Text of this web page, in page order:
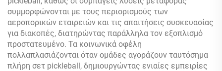
συμμορφώνονται με τους περιορισμούς των
αεροπορικών εταιρειών και τις απαιτήσεις συσκευασίας
για διακοπές, διατηρώντας παράλληλα τον εξοπλισμό
προστατευμένο. Τα κοινωνικά οφέλη
πολλαπλασιάζονται όταν ομάδες αγοράζουν ταυτόσημα
πλήρη σετ pickleball, δημιουργώντας ενιαίες εμπειρίες